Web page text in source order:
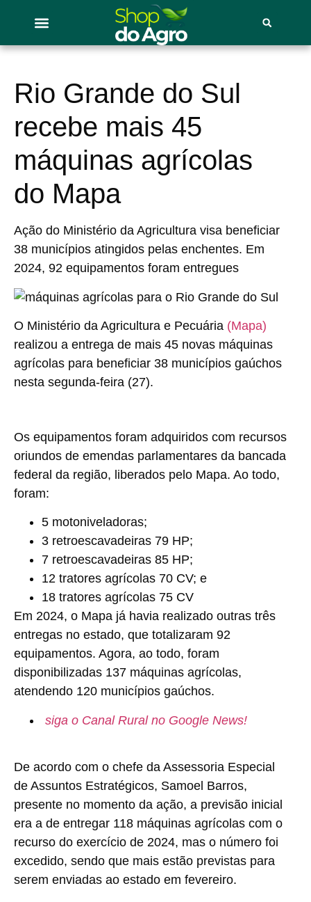
Rio Grande do Sul
recebe mais 45
máquinas agrícolas
do Mapa
Ação do Ministério da Agricultura visa beneficiar
38 municípios atingidos pelas enchentes. Em
2024, 92 equipamentos foram entregues
O Ministério da Agricultura e Pecuária (Mapa)
realizou a entrega de mais 45 novas máquinas
agrícolas para beneficiar 38 municípios gaúchos
nesta segunda-feira (27).
Os equipamentos foram adquiridos com recursos
oriundos de emendas parlamentares da bancada
federal da região, liberados pelo Mapa. Ao todo,
foram:
5 motoniveladoras;
3 retroescavadeiras 79 HP;
7 retroescavadeiras 85 HP;
12 tratores agrícolas 70 CV; e
18 tratores agrícolas 75 CV
Em 2024, o Mapa já havia realizado outras três
entregas no estado, que totalizaram 92
equipamentos. Agora, ao todo, foram
disponibilizadas 137 máquinas agrícolas,
atendendo 120 municípios gaúchos.
siga o Canal Rural no Google News!
De acordo com o chefe da Assessoria Especial
de Assuntos Estratégicos, Samoel Barros,
presente no momento da ação, a previsão inicial
era a de entregar 118 máquinas agrícolas com o
recurso do exercício de 2024, mas o número foi
excedido, sendo que mais estão previstas para
serem enviadas ao estado em fevereiro.